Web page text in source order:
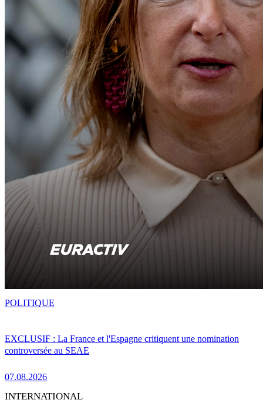
EXCLUSIF : La France et l'Espagne critiquent une nomination
controversée au SEAE
07.08.2026
POLITIQUE
INTERNATIONAL